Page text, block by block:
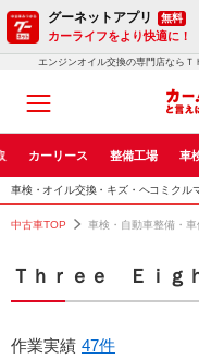
グーネットアプリ 無料
カーライフをより快適に！
エンジンオイル交換の専門店なら
カーリース 整備工場 車
車検・オイル交換・キズ・ヘコミクル
中古車TOP 車検・自動車整備・車
Ｔｈｒｅｅ Ｅｉｇ
作業実績 47件